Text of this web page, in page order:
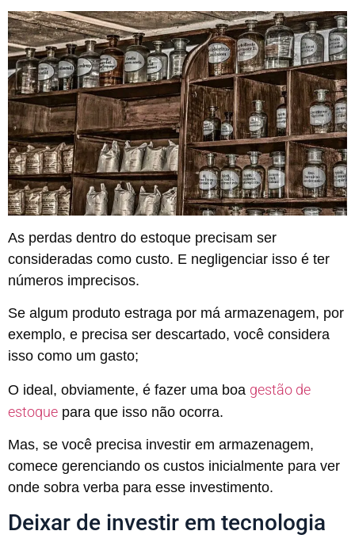
As perdas dentro do estoque precisam ser
consideradas como custo. E negligenciar isso é ter
números imprecisos.
Se algum produto estraga por má armazenagem, por
exemplo, e precisa ser descartado, você considera
isso como um gasto;
O ideal, obviamente, é fazer uma boa gestão de
estoque para que isso não ocorra.
Mas, se você precisa investir em armazenagem,
comece gerenciando os custos inicialmente para ver
onde sobra verba para esse investimento.
Deixar de investir em tecnologia